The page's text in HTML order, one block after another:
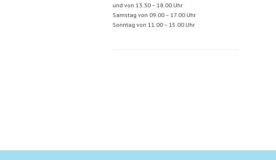
und von 13.30 – 18.00 Uhr
Samstag von 09.00 – 17.00 Uhr
Sonntag von 11.00 – 15.00 Uhr